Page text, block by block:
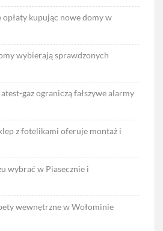
opłaty kupując nowe domy w
wybierają sprawdzonych
gaz ograniczą fałszywe alarmy
z fotelikami oferuje montaż i
wybrać w Piasecznie i
wewnętrzne w Wołominie